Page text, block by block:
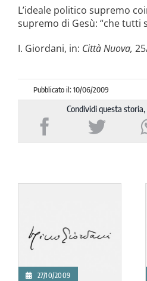
notizie
L’ideale politico supremo
supremo di Gesù: “che tutti
I. Giordani, in: Città Nuova,
Pubblicato il: 10/06/2009
Condividi questa
27/10/2009